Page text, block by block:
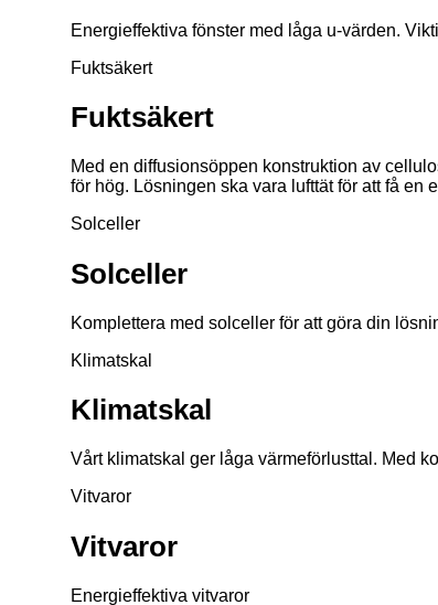
Energieffektiva fönster med låga u-värden.
Fuktsäkert
Fuktsäkert
Med en diffusionsöppen konstruktion av
för hög. Lösningen ska vara lufttät för att få en
Solceller
Solceller
Komplettera med solceller för att göra din
Klimatskal
Klimatskal
Vårt klimatskal ger låga värmeförlusttal. Med
Vitvaror
Vitvaror
Energieffektiva vitvaror